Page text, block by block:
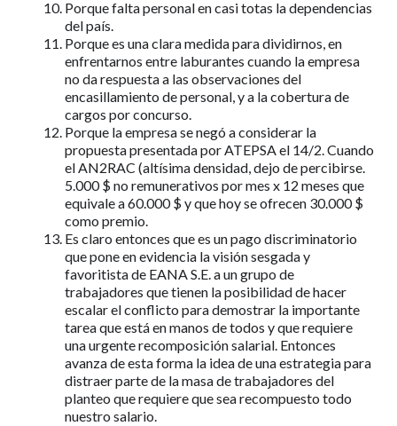
Porque falta personal en casi totas la dependencias
del país.
Porque es una clara medida para dividirnos, en
enfrentarnos entre laburantes cuando la empresa
no da respuesta a las observaciones del
encasillamiento de personal, y a la cobertura de
cargos por concurso.
Porque la empresa se negó a considerar la
propuesta presentada por ATEPSA el 14/2. Cuando
el AN2RAC (altísima densidad, dejo de percibirse.
5.000 $ no remunerativos por mes x 12 meses que
equivale a 60.000 $ y que hoy se ofrecen 30.000 $
como premio.
Es claro entonces que es un pago discriminatorio
que pone en evidencia la visión sesgada y
favoritista de EANA S.E. a un grupo de
trabajadores que tienen la posibilidad de hacer
escalar el conflicto para demostrar la importante
tarea que está en manos de todos y que requiere
una urgente recomposición salarial. Entonces
avanza de esta forma la idea de una estrategia para
distraer parte de la masa de trabajadores del
planteo que requiere que sea recompuesto todo
nuestro salario.